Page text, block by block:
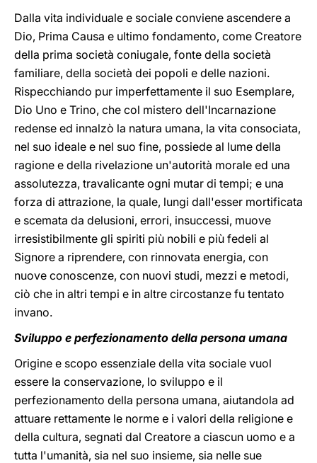
Dalla vita individuale e sociale conviene ascendere a
Dio, Prima Causa e ultimo fondamento, come Creatore
della prima società coniugale, fonte della società
familiare, della società dei popoli e delle nazioni.
Rispecchiando pur imperfettamente il suo Esemplare,
Dio Uno e Trino, che col mistero dell'Incarnazione
redense ed innalzò la natura umana, la vita consociata,
nel suo ideale e nel suo fine, possiede al lume della
ragione e della rivelazione un'autorità morale ed una
assolutezza, travalicante ogni mutar di tempi; e una
forza di attrazione, la quale, lungi dall'esser mortificata
e scemata da delusioni, errori, insuccessi, muove
irresistibilmente gli spiriti più nobili e più fedeli al
Signore a riprendere, con rinnovata energia, con
nuove conoscenze, con nuovi studi, mezzi e metodi,
ciò che in altri tempi e in altre circostanze fu tentato
invano.
Sviluppo e perfezionamento della persona umana
Origine e scopo essenziale della vita sociale vuol
essere la conservazione, lo sviluppo e il
perfezionamento della persona umana, aiutandola ad
attuare rettamente le norme e i valori della religione e
della cultura, segnati dal Creatore a ciascun uomo e a
tutta l'umanità, sia nel suo insieme, sia nelle sue